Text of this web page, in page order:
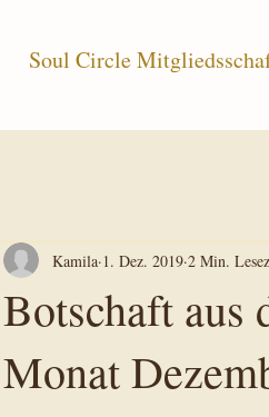
Soul Circle
Botschaft aus
Monat
Kamila 1. Dez. 2019 2 Min.